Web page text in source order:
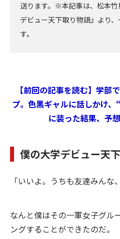
送ります。※本記事は、松本
デビュー天下取り物語』より
す。
【前回の記事を読む】学部
プ。色黒ギャルに話しかけ
に装った結果、予
僕の大学デビュー天
「いいよ。うちも友達みんな
なんと僕はその一軍女子グル
ングすることができたのだ。